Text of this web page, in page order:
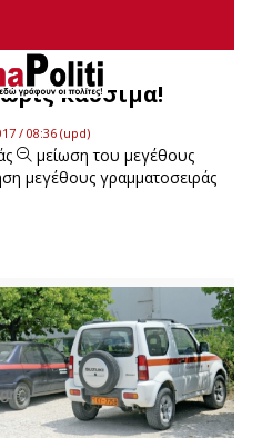
καύσιµα!
/ 08:36 (upd)
μείωση του μεγέθους
μεγέθους γραμματοσειράς